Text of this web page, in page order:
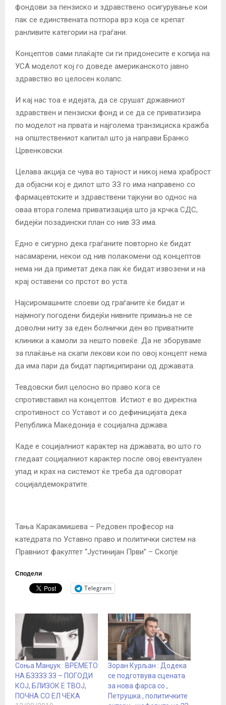
фондови за пензиско и здравствено осигурување кои
пак се единствената потпора врз која се крепат
ранливите категории на граѓани.
Концептов сами плаќајте си ги придонесите е копија на
УСА моделот кој го доведе американското јавно
здравство во целосен колапс.
И кај нас тоа е идејата, да се срушат државниот
здравствен и пензиски фонд и се да се приватизира
по моделот на првата и најголема транзициска кражба
на општествениот капитал што ја направи Бранко
Црвенковски.
Целава акција се чува во тајност и никој нема храброст
да објасни кој е дилот што ЗЗ го има направено со
фармацевтските и здравствени тајкуни во однос на
оваа втора голема приватизација што ја крчка СДС,
бидејќи позадински план со нив ЗЗ има.
Едно е сигурно дека граѓаните повторно ќе бидат
насамарени, некои од нив полакомени од концептов
нема ни да приметат дека пак ќе бидат извозени и на
крај оставени со прстот во уста.
Најсиромашните слоеви од граѓаните ќе бидат и
најмногу погодени бидејќи нивните примања не се
доволни ниту за еден болнички ден во приватните
клиники а камоли за нешто повеќе. Да не зборуваме
за плаќање на скапи лекови кои по овој концепт нема
да има пари да бидат партиципирани од државата.
Тевдовски бил целосно во право кога се
спротивставил на концептов. Истиот е во директна
спротивност со Уставот и со дефиницијата дека
Република Македонија е социјална држава.
Каде е социјалниот карактер на државата, во што го
гледаат социјалниот карактер после овој евентуален
упад и крах на системот ќе треба да одговорат
социјалдемократите.
Тања Каракамишева – Редовен професор на
катедрата по Уставно право и политички систем на
Правниот факултет “Јустинијан Први” – Скопје
Сподели
Telegram
Соња Манџук : ВРЕМЕТО
НА БЗЗЗЗ ЗЗ – ПОГОДИ
КОЈ, БЛИЗОК Е ТВОЈ,
ПОЧНА СО ЕЛ ЧЕКА
Зоран Курљан : Додека
се подготвува сцената
за нова фарса со ,
Петрушка , политичките